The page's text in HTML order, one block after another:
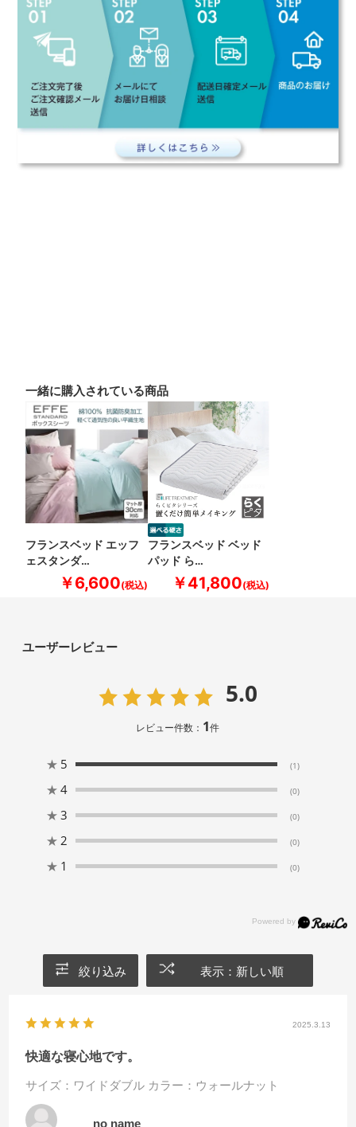
一緒に購入されている商品
フランスベッド エッフ
ェスタンダ…
￥6,600
フランスベッド ベッド
パッド ら…
￥41,800
ユーザーレビュー
5.0
レビュー件数： 1件
★ 5 (1)
★ 4 (0)
★ 3 (0)
★ 2 (0)
★ 1 (0)
絞り込み 表示：新しい順
2025.3.13
快適な寝心地です。
サイズ：ワイドダブル カラー：ウォールナット
no name